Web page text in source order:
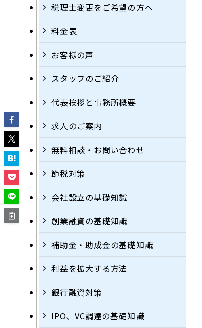
税理士変更をご希望の方へ
料金表
お客様の声
スタッフのご紹介
代表挨拶と事務所概要
求人のご案内
無料相談・お問い合わせ
節税対策
会社設立の基礎知識
創業融資の基礎知識
補助金・助成金の基礎知識
利益を拡大する方法
銀行融資対策
IPO、VC調達の基礎知識